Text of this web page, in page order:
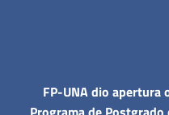
FP-UNA dio apertura